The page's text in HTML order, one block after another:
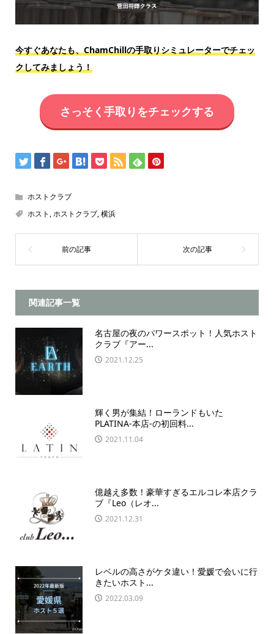
今すぐあなたも、ChamChillの手取りシミュレーターでチェッ
クしてみましょう！
さっそく手取りをチェックする
ホストクラブ
ホスト ,ホストクラブ,横浜
関連記事一覧
名古屋の夜のパワースポット！人気ホスト
クラブ『アー...
2021.12.25
輝く男が集結！ローランドもいた
PLATINA-本店-の初回料...
2021.11.04
億越え多数！豪華すぎるエルコレ本店クラ
ブ『Leo（レオ...
2021.12.31
レベルの高さがケタ違い！愛媛で会いに行
きたいホスト...
2022.03.09